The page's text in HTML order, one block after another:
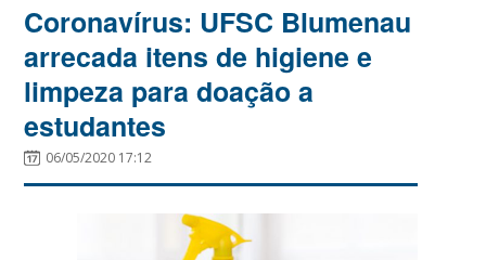
Coronavírus: UFSC Blumenau
arrecada itens de higiene e
limpeza para doação a
estudantes
06/05/2020 17:12